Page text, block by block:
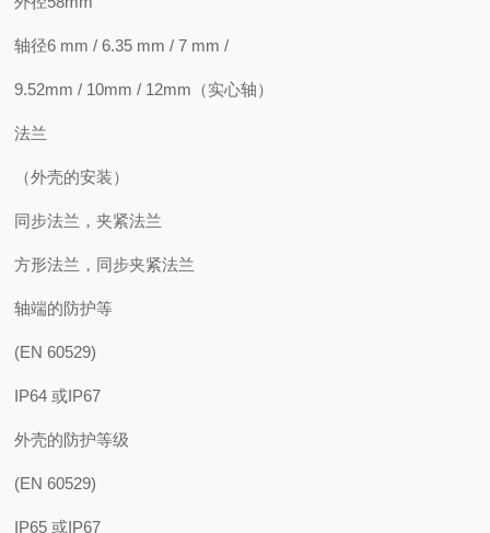
轴径6 mm / 6.35 mm / 7 mm /
9.52mm / 10mm / 12mm（实心轴）
法兰
（外壳的安装）
同步法兰，夹紧法兰
方形法兰，同步夹紧法兰
轴端的防护等
(EN 60529)
IP64 或IP67
外壳的防护等级
(EN 60529)
IP65 或IP67